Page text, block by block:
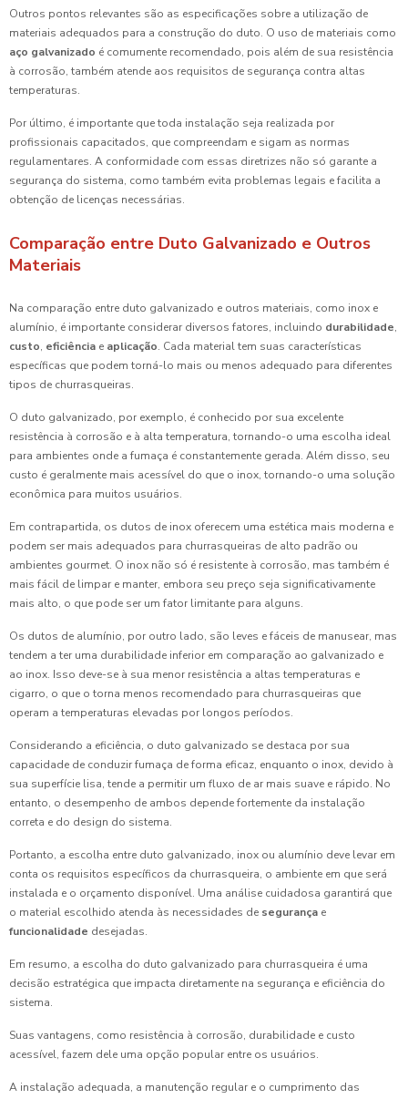
Outros pontos relevantes são as especificações sobre a utilização de
materiais adequados para a construção do duto. O uso de materiais como
aço galvanizado é comumente recomendado, pois além de sua resistência
à corrosão, também atende aos requisitos de segurança contra altas
temperaturas.
Por último, é importante que toda instalação seja realizada por
profissionais capacitados, que compreendam e sigam as normas
regulamentares. A conformidade com essas diretrizes não só garante a
segurança do sistema, como também evita problemas legais e facilita a
obtenção de licenças necessárias.
Comparação entre Duto Galvanizado e Outros
Materiais
Na comparação entre duto galvanizado e outros materiais, como inox e
alumínio, é importante considerar diversos fatores, incluindo durabilidade,
custo, eficiência e aplicação. Cada material tem suas características
específicas que podem torná-lo mais ou menos adequado para diferentes
tipos de churrasqueiras.
O duto galvanizado, por exemplo, é conhecido por sua excelente
resistência à corrosão e à alta temperatura, tornando-o uma escolha ideal
para ambientes onde a fumaça é constantemente gerada. Além disso, seu
custo é geralmente mais acessível do que o inox, tornando-o uma solução
econômica para muitos usuários.
Em contrapartida, os dutos de inox oferecem uma estética mais moderna e
podem ser mais adequados para churrasqueiras de alto padrão ou
ambientes gourmet. O inox não só é resistente à corrosão, mas também é
mais fácil de limpar e manter, embora seu preço seja significativamente
mais alto, o que pode ser um fator limitante para alguns.
Os dutos de alumínio, por outro lado, são leves e fáceis de manusear, mas
tendem a ter uma durabilidade inferior em comparação ao galvanizado e
ao inox. Isso deve-se à sua menor resistência a altas temperaturas e
cigarro, o que o torna menos recomendado para churrasqueiras que
operam a temperaturas elevadas por longos períodos.
Considerando a eficiência, o duto galvanizado se destaca por sua
capacidade de conduzir fumaça de forma eficaz, enquanto o inox, devido à
sua superfície lisa, tende a permitir um fluxo de ar mais suave e rápido. No
entanto, o desempenho de ambos depende fortemente da instalação
correta e do design do sistema.
Portanto, a escolha entre duto galvanizado, inox ou alumínio deve levar em
conta os requisitos específicos da churrasqueira, o ambiente em que será
instalada e o orçamento disponível. Uma análise cuidadosa garantirá que
o material escolhido atenda às necessidades de segurança e
funcionalidade desejadas.
Em resumo, a escolha do duto galvanizado para churrasqueira é uma
decisão estratégica que impacta diretamente na segurança e eficiência do
sistema.
Suas vantagens, como resistência à corrosão, durabilidade e custo
acessível, fazem dele uma opção popular entre os usuários.
A instalação adequada, a manutenção regular e o cumprimento das